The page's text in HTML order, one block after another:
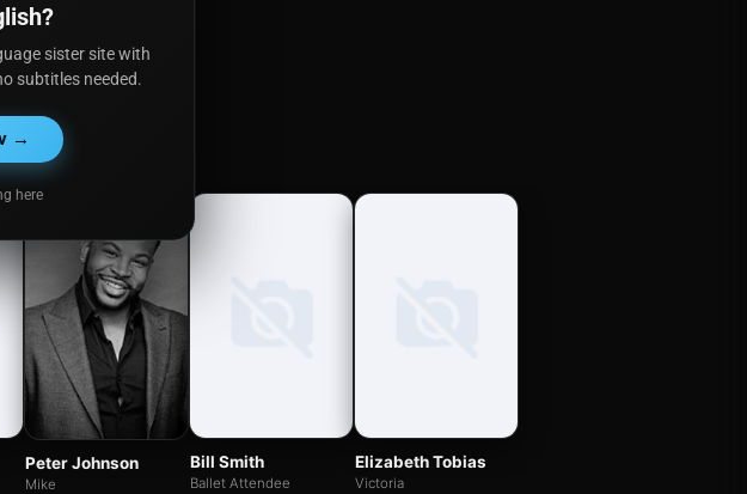
Peter Johnson
Mike
Bill Smith
Ballet Attendee
Elizabeth Tobias
Victoria
sister site with
subtitles needed.
→
here